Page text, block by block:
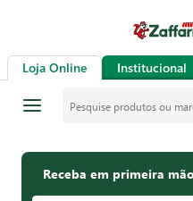
Loja Online Institucional
Receba em primeira